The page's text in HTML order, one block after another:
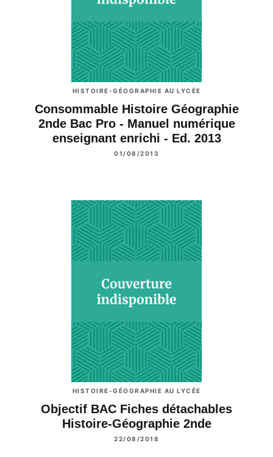
HISTOIRE-GÉOGRAPHIE AU LYCÉE
Consommable Histoire Géographie
2nde Bac Pro - Manuel numérique
enseignant enrichi - Ed. 2013
01/08/2013
HISTOIRE-GÉOGRAPHIE AU LYCÉE
Objectif BAC Fiches détachables
Histoire-Géographie 2nde
22/08/2018